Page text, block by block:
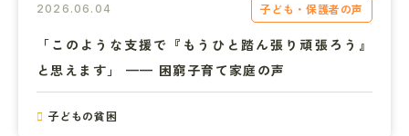
2026.06.04 子ども・保護者の声
「このような支援で『もうひと踏ん張り頑張ろう』
と思えます」 —— 困窮子育て家庭の声
子どもの貧困